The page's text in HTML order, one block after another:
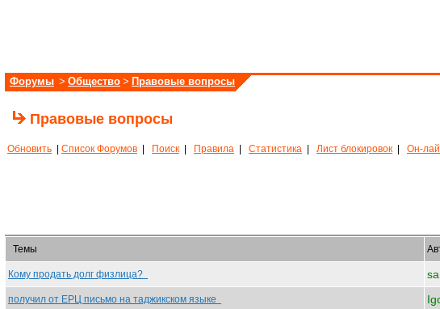
Форумы > Общество > Правовые вопросы
Правовые вопросы
Обновить Список Форумов Поиск Правила Статистика Лист блокировок Он-
Темы
Кому продать долг физлица?
получил от ЕРЦ письмо на таджикском языке